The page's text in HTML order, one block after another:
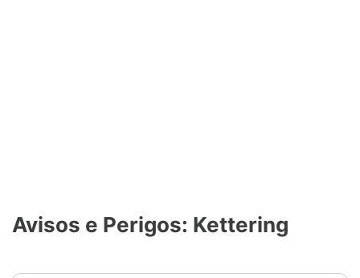
Avisos e Perigos: Kettering